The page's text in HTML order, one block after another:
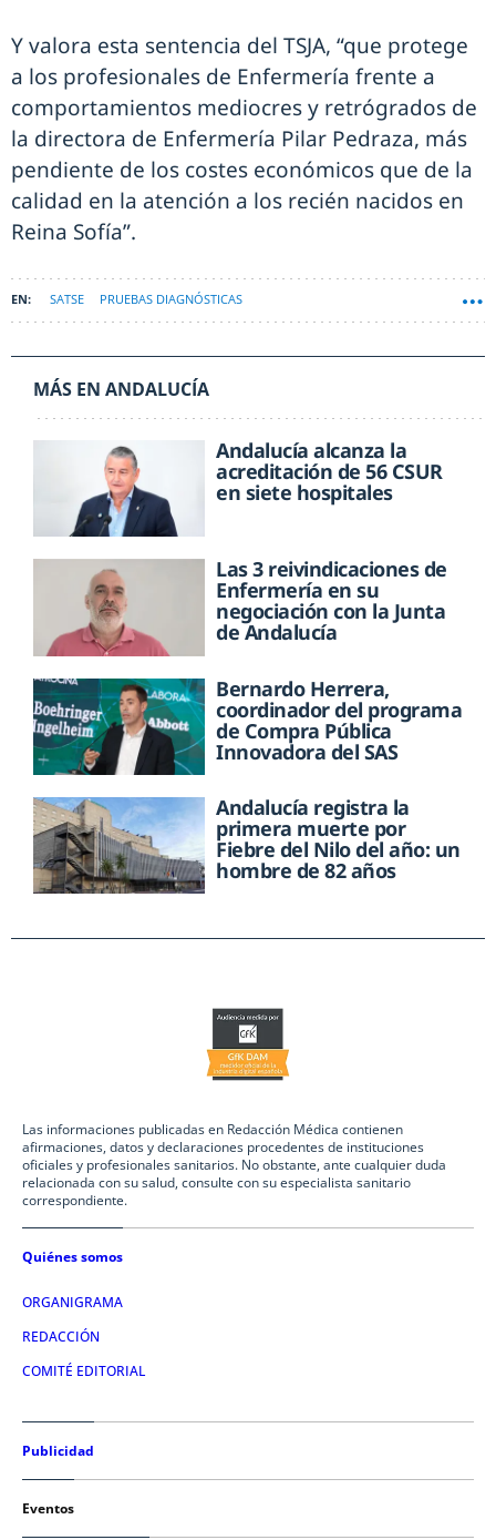
Y valora esta sentencia del TSJA, “que protege
a los profesionales de Enfermería frente a
comportamientos mediocres y retrógrados de
la directora de Enfermería Pilar Pedraza, más
pendiente de los costes económicos que de la
calidad en la atención a los recién nacidos en
Reina Sofía”.
SATSE PRUEBAS DIAGNÓSTICAS
MÁS EN ANDALUCÍA
Andalucía alcanza la
acreditación de 56 CSUR
en siete hospitales
Las 3 reivindicaciones de
Enfermería en su
negociación con la Junta
de Andalucía
Bernardo Herrera,
coordinador del programa
de Compra Pública
Innovadora del SAS
Andalucía registra la
primera muerte por
Fiebre del Nilo del año: un
hombre de 82 años
Las informaciones publicadas en Redacción Médica contienen
afirmaciones, datos y declaraciones procedentes de instituciones
oficiales y profesionales sanitarios. No obstante, ante cualquier duda
relacionada con su salud, consulte con su especialista sanitario
correspondiente.
Quiénes somos
ORGANIGRAMA
REDACCIÓN
COMITÉ EDITORIAL
Publicidad
Eventos